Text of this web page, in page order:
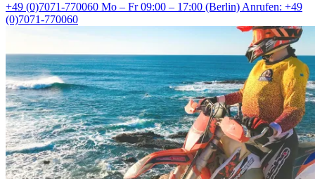
+49 (0)7071-770060 Mo – Fr 09:00 – 17:00 (Berlin)Anrufen: +49
(0)7071-770060